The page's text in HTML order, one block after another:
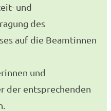
und
des
auf die Beamtinnen
und
der entsprechenden